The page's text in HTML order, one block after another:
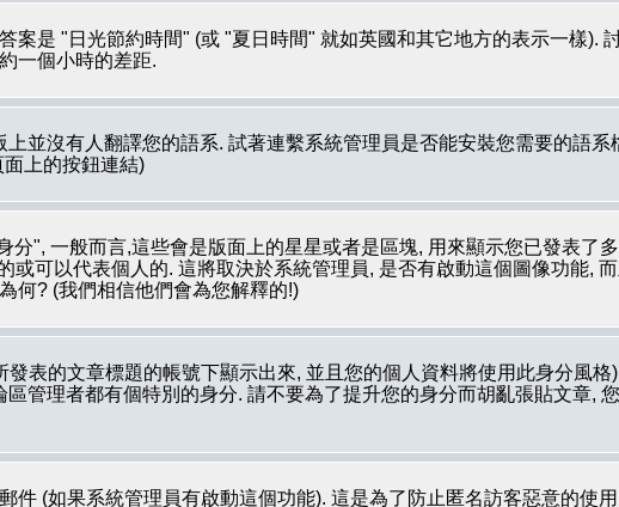
案是 "日光節約時間" (或 "夏日時間" 就如英國和其它地方的表示一樣).
一個小時的差距.
並沒有人翻譯您的語系. 試著連繫系統管理員是否能安裝您需要的語
上的按鈕連結)
", 一般而言,這些會是版面上的星星或者是區塊, 用來顯示您已發表了
可以代表個人的. 這將取決於系統管理員, 是否有啟動這個圖像功能,
何? (我們相信他們會為您解釋的!)
表的文章標題的帳號下顯示出來, 並且您的個人資料將使用此身分風
管理者都有個特別的身分. 請不要為了提升您的身分而胡亂張貼文章,
(如果系統管理員有啟動這個功能). 這是為了防止匿名訪客惡意的使